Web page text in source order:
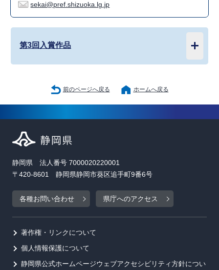
sekai@pref.shizuoka.lg.jp
第3回入賞作品
前のページへ戻る ホームへ戻る
静岡県 法人番号 7000020220001
〒420-8601 静岡県静岡市葵区追手町9番6号
各種お問い合わせ 県庁へのアクセス
著作権・リンクについて
個人情報保護について
静岡県公式ホームページウェブアクセシビリティ方針につい